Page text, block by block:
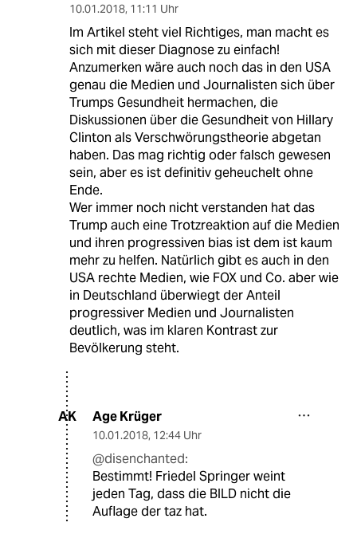
10.01.2018, 11:11 Uhr
Im Artikel steht viel Richtiges, man macht es
sich mit dieser Diagnose zu einfach!
Anzumerken wäre auch noch das in den USA
genau die Medien und Journalisten sich über
Trumps Gesundheit hermachen, die
Diskussionen über die Gesundheit von Hillary
Clinton als Verschwörungstheorie abgetan
haben. Das mag richtig oder falsch gewesen
sein, aber es ist definitiv geheuchelt ohne
Ende.
Wer immer noch nicht verstanden hat das
Trump auch eine Trotzreaktion auf die Medien
und ihren progressiven bias ist dem ist kaum
mehr zu helfen. Natürlich gibt es auch in den
USA rechte Medien, wie FOX und Co. aber wie
in Deutschland überwiegt der Anteil
progressiver Medien und Journalisten
deutlich, was im klaren Kontrast zur
Bevölkerung steht.
AK Age Krüger
10.01.2018, 12:44 Uhr
@disenchanted:
Bestimmt! Friedel Springer weint
jeden Tag, dass die BILD nicht die
Auflage der taz hat.